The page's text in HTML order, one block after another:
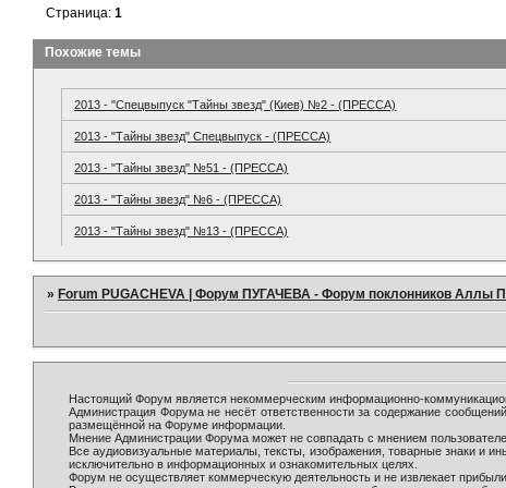
Страница:1
Похожие темы
2013 - "Спецвыпуск "Тайны звезд" (Киев) №2 - (ПРЕССА)
2013 - "Тайны звезд" Спецвыпуск - (ПРЕССА)
2013 - "Тайны звезд" №51 - (ПРЕССА)
2013 - "Тайны звезд" №6 - (ПРЕССА)
2013 - "Тайны звезд" №13 - (ПРЕССА)
» Forum PUGACHEVA | Форум ПУГАЧЕВА - Форум поклонников Аллы
Настоящий Форум является некоммерческим информационно-
Администрация Форума не несёт ответственности за содержание
размещённой на Форуме информации.
Мнение Администрации Форума может не совпадать с мнением
Все аудиовизуальные материалы, тексты, изображения, товарные знаки и
исключительно в информационных и ознакомительных целях.
Форум не осуществляет коммерческую деятельность и не извлекает